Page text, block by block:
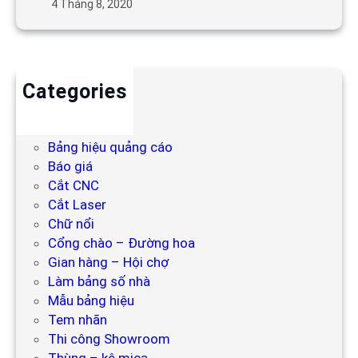
4 Tháng 8, 2020
Categories
Bảng hiệu quảng cáo
Báo giá
Cắt CNC
Cắt Laser
Chữ nổi
Cổng chào – Đường hoa
Gian hàng – Hội chợ
Làm bảng số nhà
Mẫu bảng hiệu
Tem nhãn
Thi công Showroom